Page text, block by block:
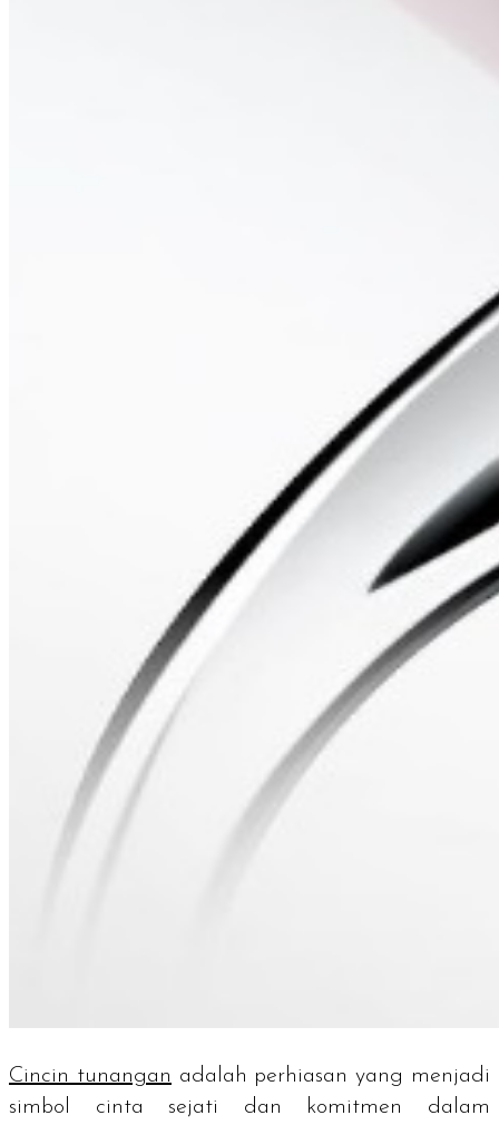
Cincin tunangan adalah perhiasan yang menjadi
simbol cinta sejati dan komitmen dalam